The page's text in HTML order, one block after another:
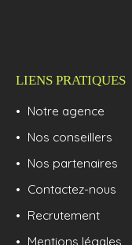
LIENS PRATIQUES
Notre agence
Nos conseillers
Nos partenaires
Contactez-nous
Recrutement
Mentions légales